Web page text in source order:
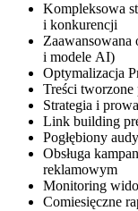
Kompleksowa
i konkurencji
Zaawansowana
i modele AI)
Optymalizacja
Treści
Strategia i
Link building
Pogłębiony
Obsługa
reklamowym
Monitoring
Comiesięczne